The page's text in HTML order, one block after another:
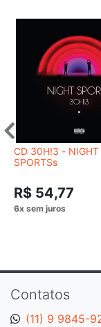
CD 30H!3 - NIGHT
SPORTSs
R$ 54,77
Contatos
(11) 9 9845-